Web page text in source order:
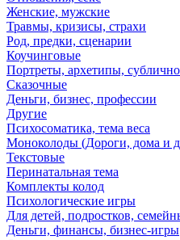
Женские, мужские
Травмы, кризисы, страхи
Род, предки, сценарии
Коучинговые
Портреты, архетипы,
Сказочные
Деньги, бизнес, профессии
Другие
Психосоматика, тема веса
Моноколоды (Дороги, дома и
Текстовые
Перинатальная тема
Комплекты колод
Психологические игры
Для детей, подростков,
Деньги, финансы, бизнес-игры